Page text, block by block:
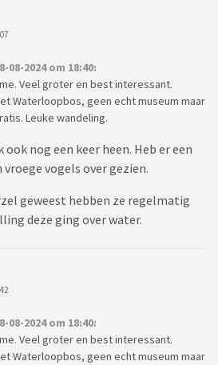
2024 om 18:40:
Veel groter en best interessant.
Waterloopbos, geen echt museum maar
Leuke wandeling.
nog een keer heen. Heb er een
vogels over gezien.
geweest hebben ze regelmatig
deze ging over water.
2024 om 18:40:
Veel groter en best interessant.
Waterloopbos, geen echt museum maar